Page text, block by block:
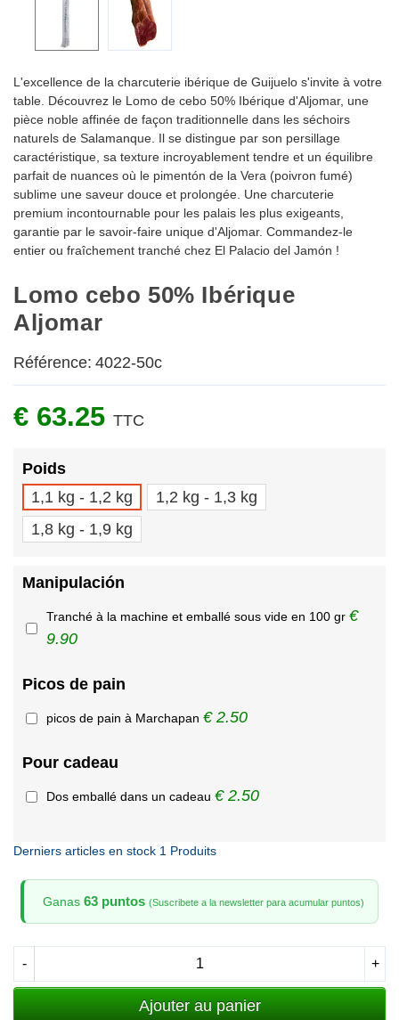
L'excellence de la charcuterie ibérique de Guijuelo s'invite à votre
table. Découvrez le Lomo de cebo 50% Ibérique d'Aljomar, une
pièce noble affinée de façon traditionnelle dans les séchoirs
naturels de Salamanque. Il se distingue par son persillage
caractéristique, sa texture incroyablement tendre et un équilibre
parfait de nuances où le pimentón de la Vera (poivron fumé)
sublime une saveur douce et prolongée. Une charcuterie
premium incontournable pour les palais les plus exigeants,
garantie par le savoir-faire unique d'Aljomar. Commandez-le
entier ou fraîchement tranché chez El Palacio del Jamón !
Lomo cebo 50% Ibérique
Aljomar
Référence: 4022-50c
€ 63.25 TTC
Poids
1,1 kg - 1,2 kg
1,2 kg - 1,3 kg
1,8 kg - 1,9 kg
Manipulación
Tranché à la machine et emballé sous vide en 100 gr €
9.90
Picos de pain
picos de pain à Marchapan € 2.50
Pour cadeau
Dos emballé dans un cadeau € 2.50
Derniers articles en stock 1 Produits
Ganas 63 puntos (Suscribete a la newsletter para acumular puntos)
- +
Ajouter au panier